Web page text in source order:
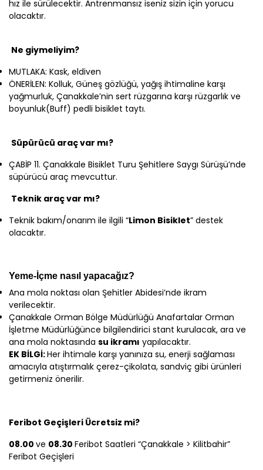
hız ile sürülecektir. Antrenmansız iseniz sizin için yorucu
olacaktır.
Ne giymeliyim?
MUTLAKA: Kask, eldiven
ÖNERİLEN: Kolluk, Güneş gözlüğü, yağış ihtimaline karşı
yağmurluk, Çanakkale’nin sert rüzgarına karşı rüzgarlık ve
boyunluk(Buff) pedli bisiklet taytı.
Süpürücü araç var mı?
ÇABİP 11. Çanakkale Bisiklet Turu Şehitlere Saygı Sürüşü’nde
süpürücü araç mevcuttur.
Teknik araç var mı?
Teknik bakım/onarım ile ilgili “Limon Bisiklet” destek
olacaktır.
Yeme-İçme nasıl yapacağız?
Ana mola noktası olan Şehitler Abidesi’nde ikram
verilecektir.
Çanakkale Orman Bölge Müdürlüğü Anafartalar Orman
İşletme Müdürlüğünce bilgilendirici stant kurulacak, ara ve
ana mola noktasında su ikramı yapılacaktır.
EK BİLGİ:Her ihtimale karşı yanınıza su, enerji sağlaması
amacıyla atıştırmalık çerez-çikolata, sandviç gibi ürünleri
getirmeniz önerilir.
Feribot Geçişleri Ücretsiz mi?
08.00 ve 08.30 Feribot Saatleri “Çanakkale > Kilitbahir”
Feribot Geçişleri